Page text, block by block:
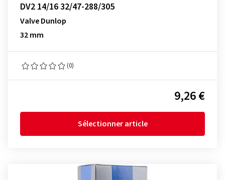
DV2 14/16 32/47-288/305
Valve Dunlop
32 mm
(0)
9,26 €
Sélectionner article